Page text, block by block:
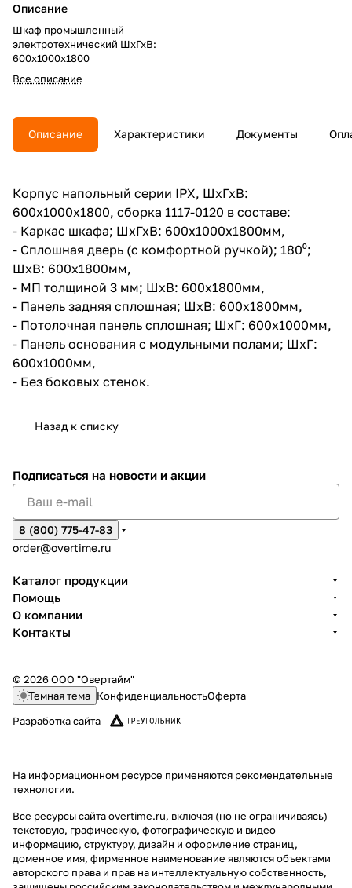
Описание
Шкаф промышленный
электротехнический ШхГхВ:
600х1000х1800
Все описание
Описание Характеристики Документы
Корпус напольный серии IPX, ШхГхВ:
600х1000х1800, сборка 1117-0120 в составе:
- Каркас шкафа; ШхГхВ: 600x1000х1800мм,
- Сплошная дверь (с комфортной ручкой); 180⁰;
ШхВ: 600х1800мм,
- МП толщиной 3 мм; ШхВ: 600х1800мм,
- Панель задняя сплошная; ШхВ: 600х1800мм,
- Потолочная панель сплошная; ШхГ: 600х1000мм,
- Панель основания с модульными полами; ШхГ:
600х1000мм,
- Без боковых стенок.
Назад к списку
Подписаться на новости и акции
8 (800) 775-47-83
order@overtime.ru
Каталог продукции
Помощь
О компании
Контакты
© 2026 ООО "Овертайм"
Темная тема КонфиденциальностьОферта
Разработка сайта
На информационном ресурсе применяются рекомендательные
технологии.
Все ресурсы сайта overtime.ru, включая (но не ограничиваясь)
текстовую, графическую, фотографическую и видео
информацию, структуру, дизайн и оформление страниц,
доменное имя, фирменное наименование являются объектами
авторского права и прав на интеллектуальную собственность,